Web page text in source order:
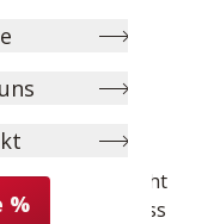
%
Esstisch, der in
Zuhause
ermöglicht
sodass